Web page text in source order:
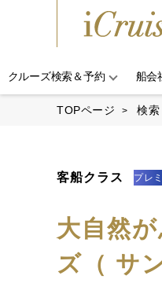
クルーズ検索＆予約 船会
TOPページ 検索
客船クラス プレ
大自然
ズ（ サ